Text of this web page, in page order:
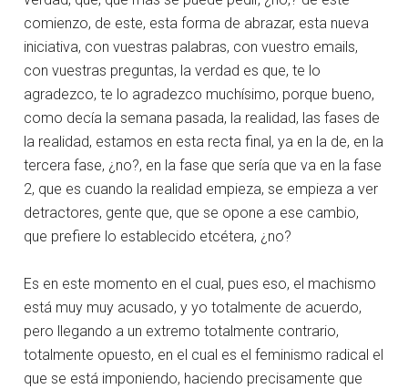
comienzo, de este, esta forma de abrazar, esta nueva
iniciativa, con vuestras palabras, con vuestro emails,
con vuestras preguntas, la verdad es que, te lo
agradezco, te lo agradezco muchísimo, porque bueno,
como decía la semana pasada, la realidad, las fases de
la realidad, estamos en esta recta final, ya en la de, en la
tercera fase, ¿no?, en la fase que sería que va en la fase
2, que es cuando la realidad empieza, se empieza a ver
detractores, gente que, que se opone a ese cambio,
que prefiere lo establecido etcétera, ¿no?
Es en este momento en el cual, pues eso, el machismo
está muy muy acusado, y yo totalmente de acuerdo,
pero llegando a un extremo totalmente contrario,
totalmente opuesto, en el cual es el feminismo radical el
que se está imponiendo, haciendo precisamente que